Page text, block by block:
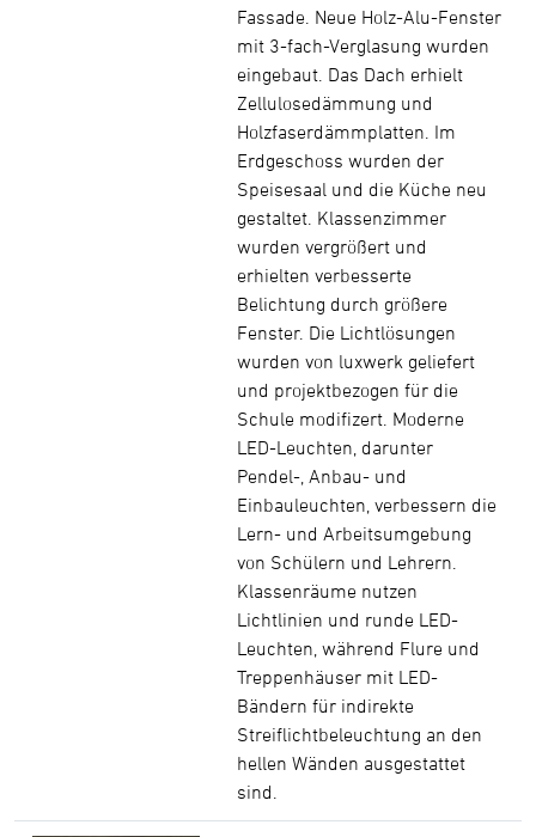
Fassade. Neue Holz-Alu-Fenster
mit 3-fach-Verglasung wurden
eingebaut. Das Dach erhielt
Zellulosedämmung und
Holzfaserdämmplatten. Im
Erdgeschoss wurden der
Speisesaal und die Küche neu
gestaltet. Klassenzimmer
wurden vergrößert und
erhielten verbesserte
Belichtung durch größere
Fenster. Die Lichtlösungen
wurden von luxwerk geliefert
und projektbezogen für die
Schule modifizert. Moderne
LED-Leuchten, darunter
Pendel-, Anbau- und
Einbauleuchten, verbessern die
Lern- und Arbeitsumgebung
von Schülern und Lehrern.
Klassenräume nutzen
Lichtlinien und runde LED-
Leuchten, während Flure und
Treppenhäuser mit LED-
Bändern für indirekte
Streiflichtbeleuchtung an den
hellen Wänden ausgestattet
sind.